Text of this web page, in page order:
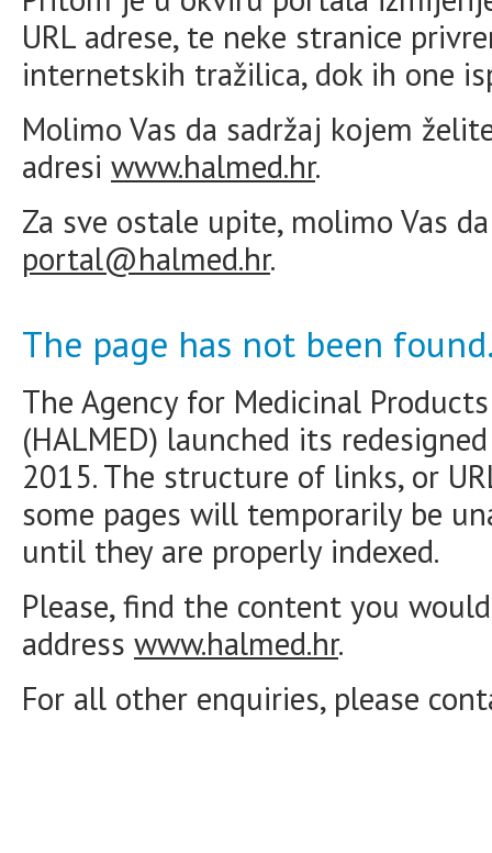
URL adrese, te neke stranice
internetskih tražilica, dok ih one
Molimo Vas da sadržaj kojem
adresi www.halmed.hr.
Za sve ostale upite, molimo Vas
portal@halmed.hr.
The page has not been
The Agency for Medicinal
(HALMED) launched its
2015. The structure of links, or
some pages will temporarily be
until they are properly indexed.
Please, find the content you
address www.halmed.hr.
For all other enquiries, please